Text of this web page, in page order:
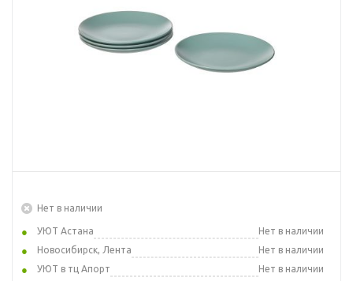
Нет в наличии
УЮТ Астана
Нет в наличии
Новосибирск, Лента
Нет в наличии
УЮТ в тц Апорт
Нет в наличии